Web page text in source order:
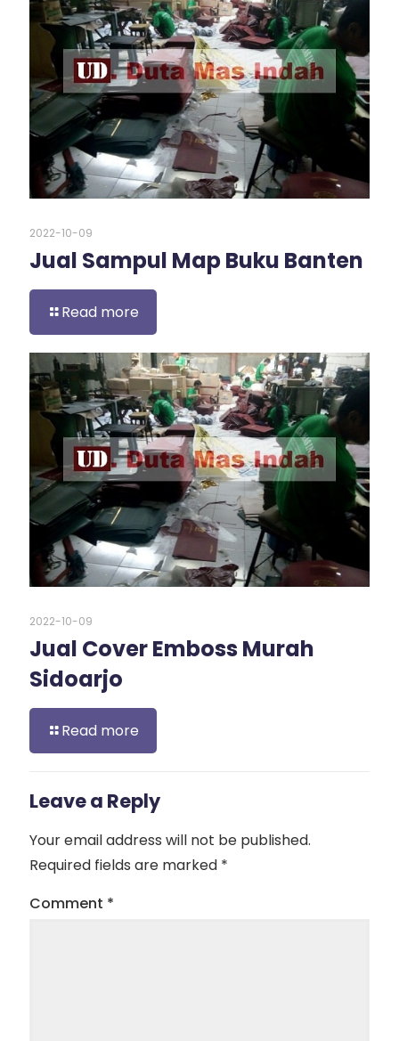
2022-10-09
Jual Sampul Map Buku Banten
Read more
2022-10-09
Jual Cover Emboss Murah
Sidoarjo
Read more
Leave a Reply
Your email address will not be published.
Required fields are marked *
Comment *